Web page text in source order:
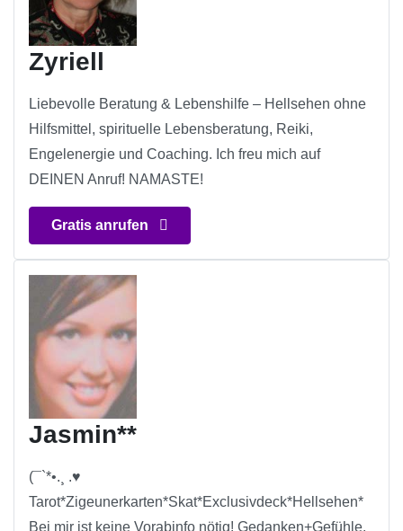
Zyriell
Liebevolle Beratung & Lebenshilfe – Hellsehen ohne
Hilfsmittel, spirituelle Lebensberatung, Reiki,
Engelenergie und Coaching. Ich freu mich auf
DEINEN Anruf! NAMASTE!
Gratis anrufen
Jasmin**
(¯`*•.¸ .♥
Tarot*Zigeunerkarten*Skat*Exclusivdeck*Hellsehen*
Bei mir ist keine Vorabinfo nötig! Gedanken+Gefühle.